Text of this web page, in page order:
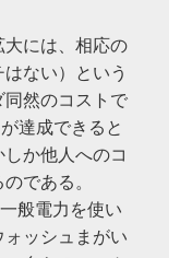
には、相応の
ない）という
然のコストで
達成できると
か他人へのコ
である。
般電力を使い
ッシュまがい